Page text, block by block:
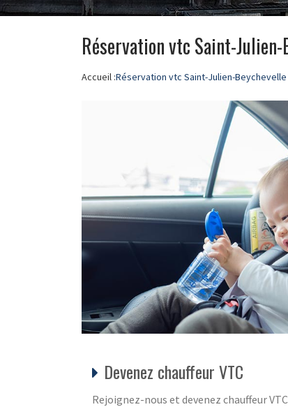
Réservation vtc Saint-
Accueil :Réservation vtc Saint-Julien-Beychevelle
Devenez chauffeur VTC
Rejoignez-nous et devenez chauffeur